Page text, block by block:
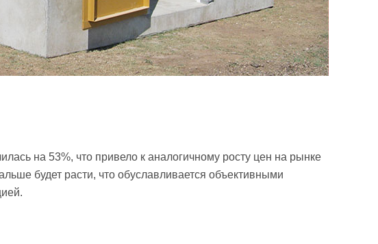
на 53%, что привело к аналогичному росту цен на рынке
будет расти, что обуславливается объективными